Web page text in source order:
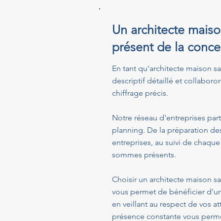
Un architecte
présent de la
En tant qu'architecte maison
descriptif détaillé et
chiffrage précis.
Notre réseau d'entreprises
planning. De la préparation
entreprises, au suivi de
sommes présents.
Choisir un architecte maison
vous permet de bénéficier
en veillant au respect de vos
présence constante vous